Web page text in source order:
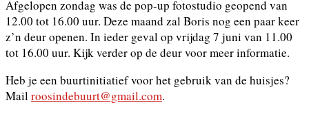
Afgelopen zondag was de pop-up fotostudio geopend van
12.00 tot 16.00 uur. Deze maand zal Boris nog een paar keer
z’n deur openen. In ieder geval op vrijdag 7 juni van 11.00
tot 16.00 uur. Kijk verder op de deur voor meer informatie.
Heb je een buurtinitiatief voor het gebruik van de huisjes?
Mailroosindebuurt@gmail.com.